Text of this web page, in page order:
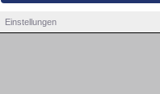
Einstellungen